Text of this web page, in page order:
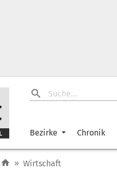
Bezirke Chronik
» Wirtschaft